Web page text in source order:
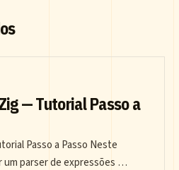
— Tutorial Passo a
Passo a Passo Neste
parser de expressões …